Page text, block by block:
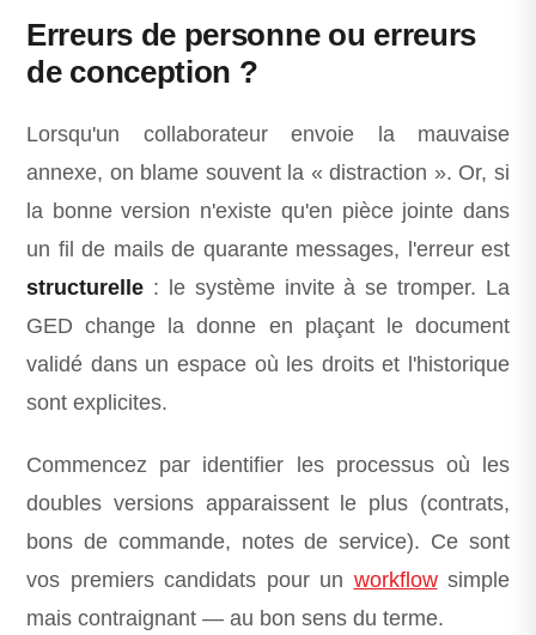
Erreurs de personne ou erreurs
de conception ?
Lorsqu'un collaborateur envoie la mauvaise
annexe, on blame souvent la « distraction ». Or, si
la bonne version n'existe qu'en pièce jointe dans
un fil de mails de quarante messages, l'erreur est
structurelle : le système invite à se tromper. La
GED change la donne en plaçant le document
validé dans un espace où les droits et l'historique
sont explicites.
Commencez par identifier les processus où les
doubles versions apparaissent le plus (contrats,
bons de commande, notes de service). Ce sont
vos premiers candidats pour un workflowsimple
mais contraignant — au bon sens du terme.